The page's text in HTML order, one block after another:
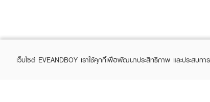
เว็บไซต์ EVEANDBOY เราใช้คุกกี้เพื่อพัฒนาประสิทธิภาพ และประสบ